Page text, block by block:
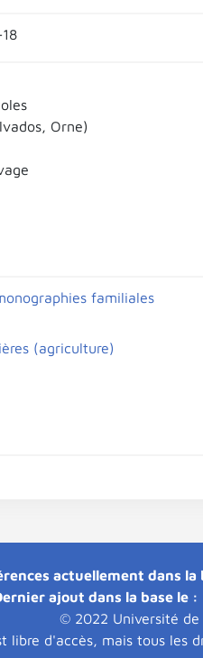
Orne)
familiales
(agriculture)
actuellement dans la
ajout dans la base le :
© 2022 Université de
libre d'accès, mais tous les